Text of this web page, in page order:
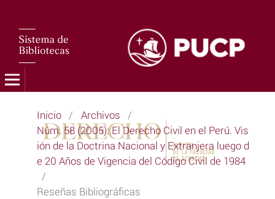
Inicio / Archivos /
Núm. 58 (2005): El Derecho Civil en el Perú. Vis
ión de la Doctrina Nacional y Extranjera luego d
e 20 Años de Vigencia del Código Civil de 1984
/
Reseñas Bibliográficas